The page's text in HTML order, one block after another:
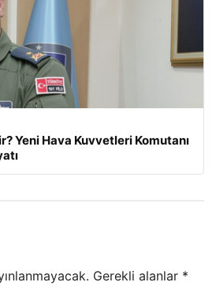
Yeni Hava Kuvvetleri Komutanı
Gerekli alanlar *